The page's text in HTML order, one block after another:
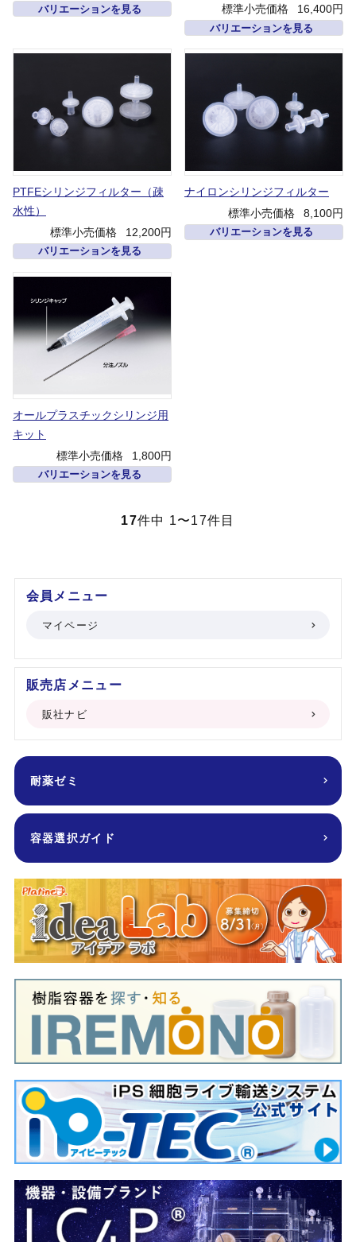
バリエーションを見る 標準小売価格 16,400円
バリエーションを見る
PTFEシリンジフィルター（疎
水性）
標準小売価格
12,200円
バリエーションを見る
ナイロンシリンジフィルター
標準小売価格
8,100円
バリエーションを見る
オールプラスチックシリンジ用
キット
標準小売価格
1,800円
バリエーションを見る
17件中 1〜17件目
会員メニュー
マイページ
販売店メニュー
販社ナビ
耐薬ゼミ
容器選択ガイド